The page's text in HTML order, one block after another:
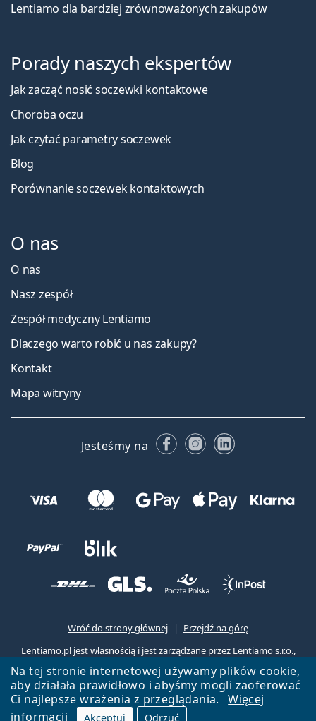
Na tej stronie internetowej używamy plików cookie,
aby działała prawidłowo i abyśmy mogli zaoferować
Ci najlepsze wrażenia z przeglądania.
Więcej
informacji
Akceptuj Odrzuć
Lentiamo dla bardziej zrównoważonych zakupów
Porady naszych ekspertów
Jak zacząć nosić soczewki kontaktowe
Choroba oczu
Jak czytać parametry soczewek
Blog
Porównanie soczewek kontaktowych
O nas
O nas
Nasz zespół
Zespół medyczny Lentiamo
Dlaczego warto robić u nas zakupy?
Kontakt
Mapa witryny
Jesteśmy na FacebookuInstagramie
LinkedIn
Wróć do strony głównej
Przejdź na górę
Lentiamo.pl jest własnością i jest zarządzane przez Lentiamo s.r.o.,
Jesteśmy tu dla Ciebie już 18 lat.